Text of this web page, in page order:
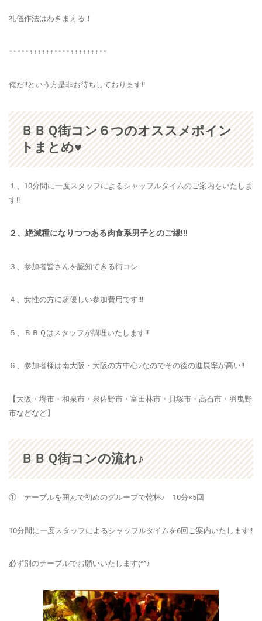
礼儀作法はわきまえる！
↑↑↑↑↑↑↑↑↑↑↑↑↑↑↑↑↑↑↑↑↑↑↑↑
俺だ!!という方是非お待ちしております!!
ＢＢＱ街コン６つのオススメポイン
トまとめ♥
１、10分間に一度スタッフによるシャッフルタイムのご案内をいたしま
す!!
２、絶滅種になりつつある肉食系男子とのご縁!!!
３、参加者皆さんを認知できる街コン
４、女性の方に超優しい参加費用です!!!
５、ＢＢＱはスタッフが調理いたします!!
６、参加者様は南大阪・大阪の方中心♪なのでその後の進展率が高い!!
【大阪・堺市・和泉市・泉佐野市・富田林市・貝塚市・高石市・羽曳野
市などなど】
ＢＢＱ街コンの流れ♪
① テーブルを囲んで初めのグループで乾杯♪ 10分×5回
10分間に一度スタッフによるシャッフルタイムを6回ご案内いたします!!
必ず別のテーブルでお願いいたします(^^♪